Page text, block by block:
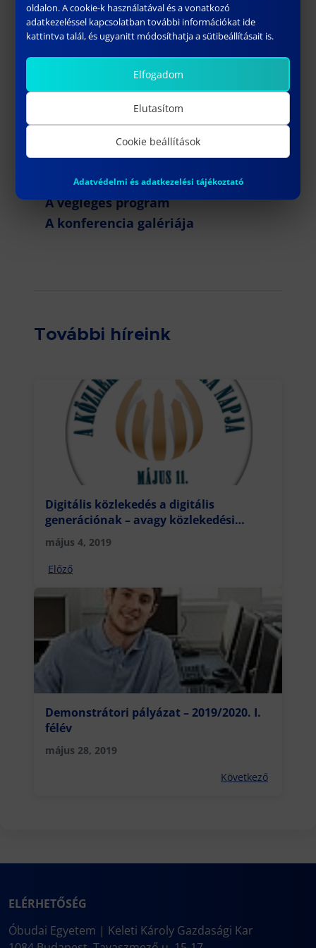
Gazdasági Kar,
1084 Budapest, Tavaszmező utca 15-
17.
A rendezvény ingyenes, de
regisztrációhoz kötött:
Regisztráció
Minden érdeklődőt szeretettel várunk!
A végleges program
A konferencia galériája
További híreink
Digitális közlekedés a digitális
generációnak – avagy közlekedési
szokások és a biztonságunk
május 4, 2019
Előző
Demonstrátori pályázat – 2019/2020. I.
félév
május 28, 2019
Következő
ELÉRHETŐSÉG
Óbudai Egyetem | Keleti Károly Gazdasági Kar
oldalon. A cookie-k használatával és a vonatkozó
adatkezeléssel kapcsolatban további információkat ide
kattintva talál, és ugyanitt módosíthatja a sütibeállításait is.
Elfogadom
Elutasítom
Cookie beállítások
Adatvédelmi és adatkezelési tájékoztató